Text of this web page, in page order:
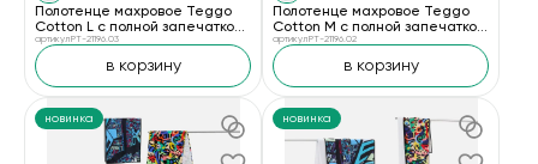
Полотенце махровое Teggo
Cotton L с полной запечаткой
на заказ
артикул PT-21196.03
в корзину
Полотенце махровое Teggo
Cotton М с полной запечаткой
на заказ
артикул PT-21196.02
в корзину
новинка новинка